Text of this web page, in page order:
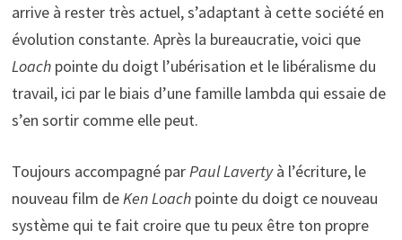
arrive à rester très actuel, s’adaptant à cette société en
évolution constante. Après la bureaucratie, voici que
Loachpointe du doigt l’ubérisation et le libéralisme du
travail, ici par le biais d’une famille lambda qui essaie de
s’en sortir comme elle peut.
Toujours accompagné parPaul Lavertyà l’écriture, le
nouveau film deKen Loachpointe du doigt ce nouveau
système qui te fait croire que tu peux être ton propre